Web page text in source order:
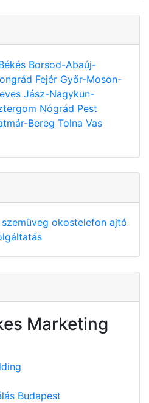
Borsod-Abaúj-
Fejér Győr-Moson-
Jász-Nagykun-
Nógrád Pest
Bereg Tolna Vas
szemüveg okostelefon ajtó
Marketing
Budapest